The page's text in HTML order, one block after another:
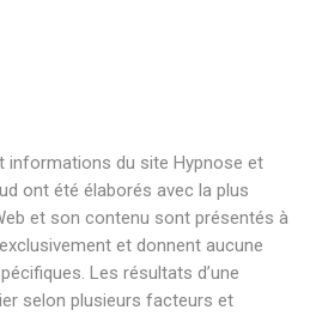
informations du site Hypnose et
ont été élaborés avec la plus
et son contenu sont présentés à
et donnent aucune
Les résultats d’une
selon plusieurs facteurs et